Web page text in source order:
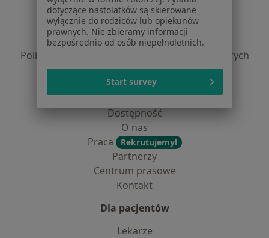
Regulamin
Polityka prywatności pacjentów
Polityka prywatności profesjonalistów
Polityka prywatności dla profesjonalistów, których
dane pozyskaliśmy samodzielnie
Polityka cookies
Jak działają wyniki wyszukiwania
Dostępność
O nas
Praca
Rekrutujemy!
Partnerzy
Centrum prasowe
Kontakt
Dla pacjentów
Lekarze
dotyczące nastolatków są skierowane
wyłącznie do rodziców lub opiekunów
prawnych. Nie zbieramy informacji
bezpośrednio od osób niepełnoletnich.
Start survey